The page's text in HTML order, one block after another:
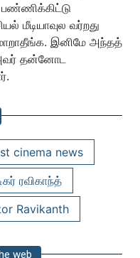
மீடியாவுல வர்றது
இனிமே அந்தத்
தன்னோட
cinema news
ரவிகாந்த்
Ravikanth
web